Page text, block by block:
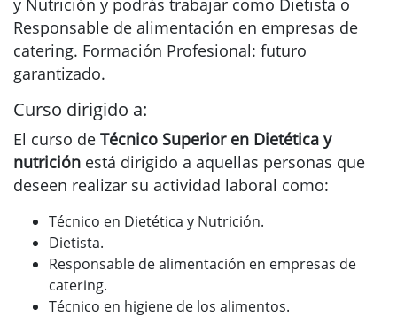
y Nutrición y podrás trabajar como Dietista o
Responsable de alimentación en empresas de
catering. Formación Profesional: futuro
garantizado.
Curso dirigido a:
El curso de Técnico Superior en Dietética y
nutrición está dirigido a aquellas personas que
deseen realizar su actividad laboral como:
Técnico en Dietética y Nutrición.
Dietista.
Responsable de alimentación en empresas de
catering.
Técnico en higiene de los alimentos.